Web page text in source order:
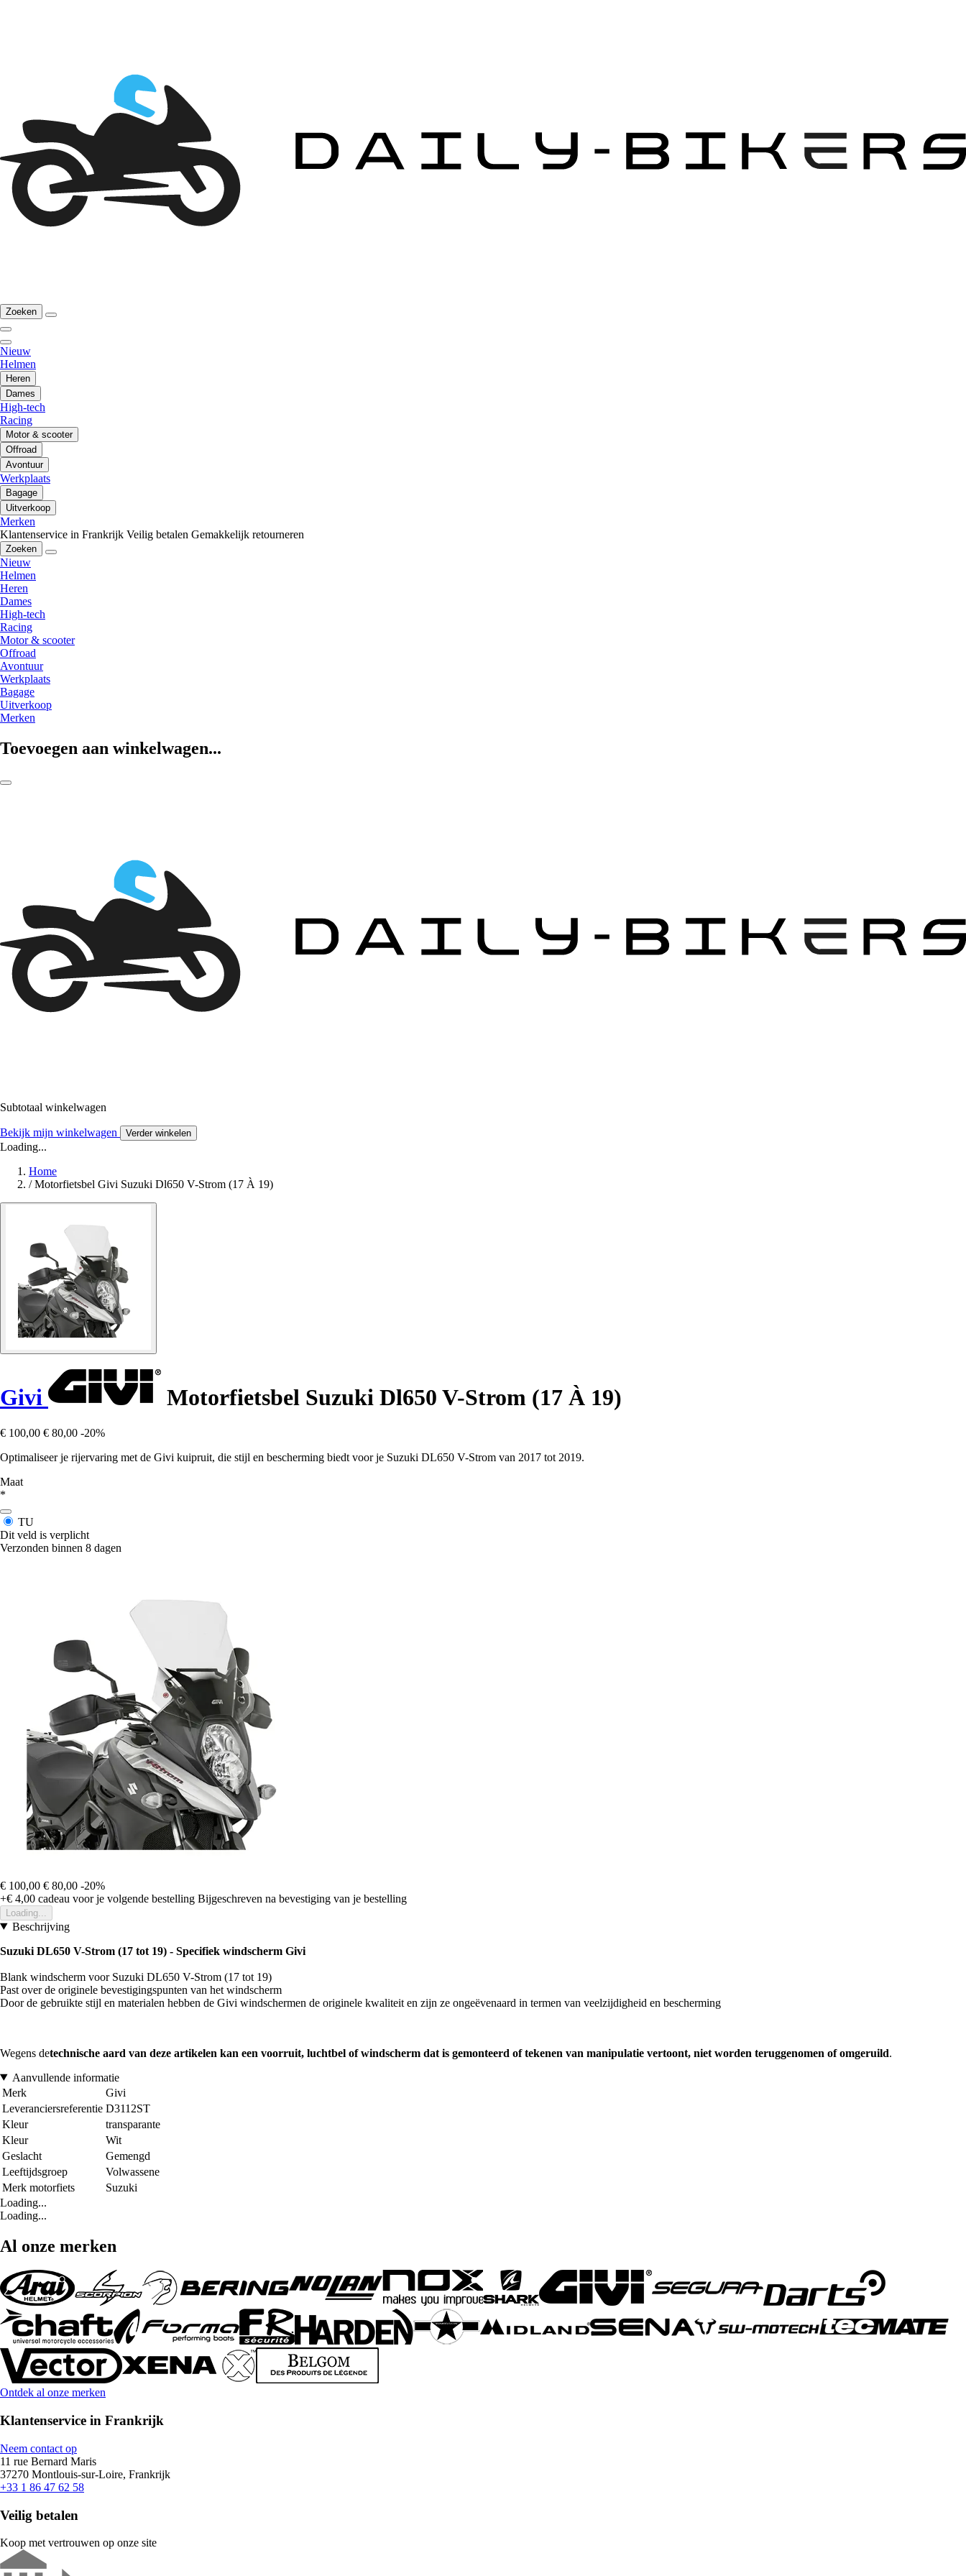
Zoeken
Nieuw
Helmen
Heren
Dames
High-tech
Racing
Motor & scooter
Offroad
Avontuur
Werkplaats
Bagage
Uitverkoop
Merken
Klantenservice in Frankrijk Veilig betalen Gemakkelijk retourneren
Zoeken
Nieuw
Helmen
Heren
Dames
High-tech
Racing
Motor & scooter
Offroad
Avontuur
Werkplaats
Bagage
Uitverkoop
Merken
Toevoegen aan winkelwagen...
Subtotaal winkelwagen
Bekijk mijn winkelwagen Verder winkelen
Loading...
Home
/ Motorfietsbel Givi Suzuki Dl650 V-Strom (17 À 19)
Givi Motorfietsbel Suzuki Dl650 V-Strom (17 À 19)
€ 100,00 € 80,00 -20%
Optimaliseer je rijervaring met de Givi kuipruit, die stijl en bescherming biedt voor je Suzuki DL650 V-Strom van 2017 tot 2019.
Maat
*
TU
Dit veld is verplicht
Verzonden binnen 8 dagen
€ 100,00 € 80,00 -20%
+€ 4,00 cadeau voor je volgende bestelling Bijgeschreven na bevestiging van je bestelling
Loading...
Beschrijving
Suzuki DL650 V-Strom (17 tot 19) - Specifiek windscherm Givi
Blank windscherm voor Suzuki DL650 V-Strom (17 tot 19)
Past over de originele bevestigingspunten van het windscherm
Door de gebruikte stijl en materialen hebben de Givi windschermen de originele kwaliteit en zijn ze ongeëvenaard in termen van veelzijdigheid en bescherming
Wegens detechnische aard van deze artikelen kan een voorruit, luchtbel of windscherm dat is gemonteerd of tekenen van manipulatie vertoont, niet worden teruggenomen of omgeruild.
Aanvullende informatie
Merk
Givi
Leveranciersreferentie D3112ST
Kleur
transparante
Kleur
Wit
Geslacht
Gemengd
Leeftijdsgroep
Volwassene
Merk motorfiets
Suzuki
Loading...
Loading...
Al onze merken
Ontdek al onze merken
Klantenservice in Frankrijk
Neem contact op
11 rue Bernard Maris
37270 Montlouis-sur-Loire, Frankrijk
+33 1 86 47 62 58
Veilig betalen
Koop met vertrouwen op onze site